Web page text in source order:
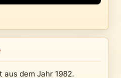
aus dem Jahr 1982.